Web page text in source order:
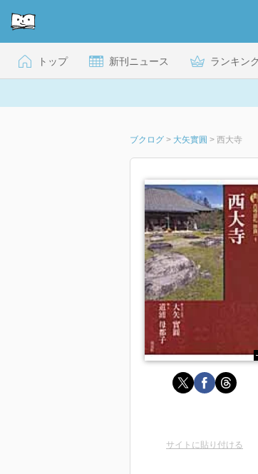
トップ 新刊ニュース ランキン
ブクログ > 大矢實圓 > 西大寺
サイトに貼り付ける